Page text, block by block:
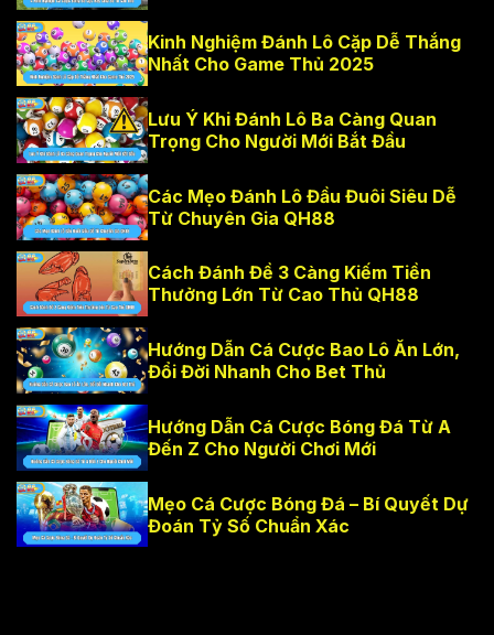
Kinh Nghiệm Đánh Lô Cặp Dễ Thắng
Nhất Cho Game Thủ 2025
Lưu Ý Khi Đánh Lô Ba Càng Quan
Trọng Cho Người Mới Bắt Đầu
Các Mẹo Đánh Lô Đầu Đuôi Siêu Dễ
Từ Chuyên Gia QH88
Cách Đánh Đề 3 Càng Kiếm Tiền
Thưởng Lớn Từ Cao Thủ QH88
Hướng Dẫn Cá Cược Bao Lô Ăn Lớn,
Đổi Đời Nhanh Cho Bet Thủ
Hướng Dẫn Cá Cược Bóng Đá Từ A
Đến Z Cho Người Chơi Mới
Mẹo Cá Cược Bóng Đá – Bí Quyết Dự
Đoán Tỷ Số Chuẩn Xác